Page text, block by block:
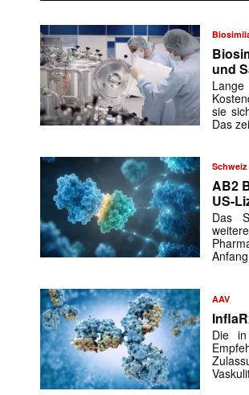
und
sie
Das
Schweiz
AB2
US-
Das
AAV
Die